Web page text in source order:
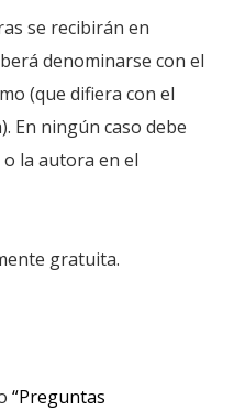
se recibirán en
denominarse con el
(que difiera con el
En ningún caso debe
la autora en el
gratuita.
“Preguntas